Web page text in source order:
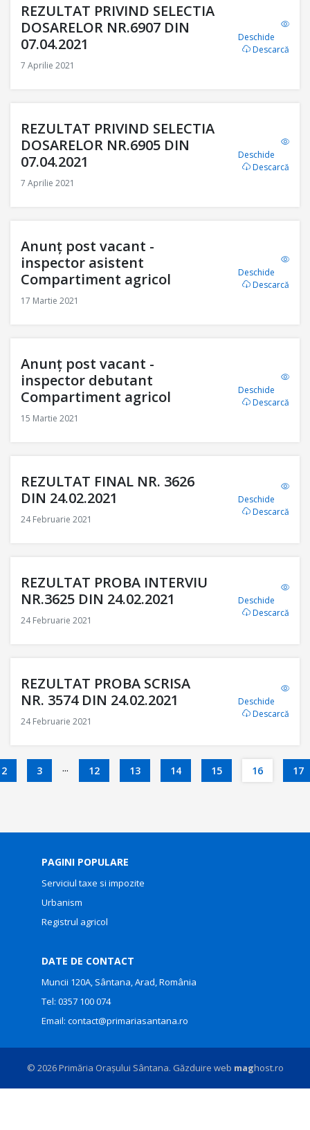
REZULTAT PRIVIND SELECTIA
DOSARELOR NR.6907 DIN
07.04.2021
7 Aprilie 2021
Deschide
Descarcă
REZULTAT PRIVIND SELECTIA
DOSARELOR NR.6905 DIN
07.04.2021
7 Aprilie 2021
Deschide
Descarcă
Anunț post vacant -
inspector asistent
Compartiment agricol
17 Martie 2021
Deschide
Descarcă
Anunț post vacant -
inspector debutant
Compartiment agricol
15 Martie 2021
Deschide
Descarcă
REZULTAT FINAL NR. 3626
DIN 24.02.2021
24 Februarie 2021
Deschide
Descarcă
REZULTAT PROBA INTERVIU
NR.3625 DIN 24.02.2021
24 Februarie 2021
Deschide
Descarcă
REZULTAT PROBA SCRISA
NR. 3574 DIN 24.02.2021
24 Februarie 2021
Deschide
Descarcă
2 3 ... 12 13 14 15 16 17
PAGINI POPULARE
Serviciul taxe si impozite
Urbanism
Registrul agricol
DATE DE CONTACT
Muncii 120A, Sântana, Arad, România
Tel: 0357 100 074
Email: contact@primariasantana.ro
© 2026 Primăria Orașului Sântana. Găzduire web maghost.ro